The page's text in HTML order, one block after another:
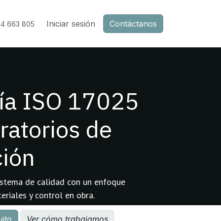
663 805 Iniciar sesión Contáctanos
ISO 17025
de
de calidad con un enfoque
y control en obra.
Ver cómo trabajamos